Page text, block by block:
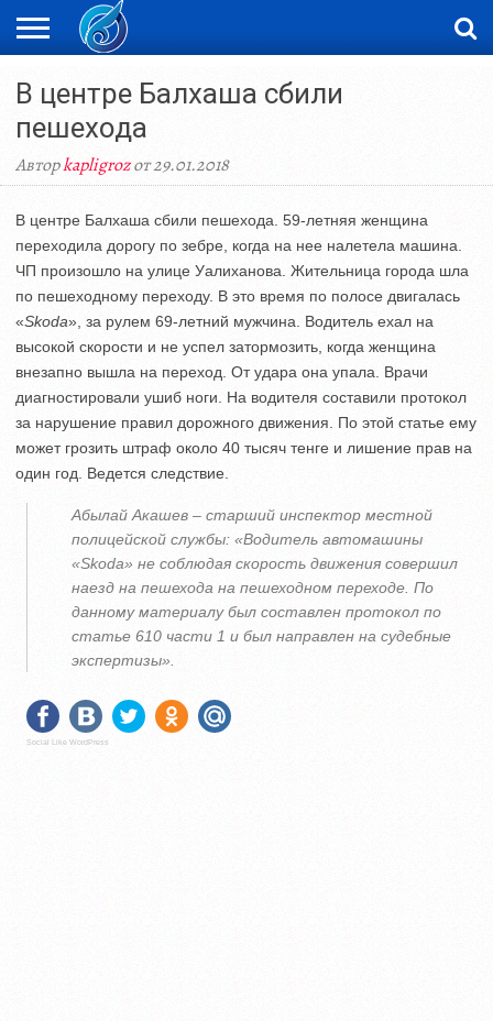
ЖАҢАЛЫҚТАР
НОВОСТИ
ВИДЕО
ФОТОРЕПОРТАЖИ
ОРКЕН
LIVETV
В центре Балхаша сбили
пешехода
Авторkapligrozот 29.01.2018
В центре Балхаша сбили пешехода. 59-летняя женщина
переходила дорогу по зебре, когда на нее налетела машина.
ЧП произошло на улице Уалиханова. Жительница города шла
по пешеходному переходу. В это время по полосе двигалась
«Skoda», за рулем 69-летний мужчина. Водитель ехал на
высокой скорости и не успел затормозить, когда женщина
внезапно вышла на переход. От удара она упала. Врачи
диагностировали ушиб ноги. На водителя составили протокол
за нарушение правил дорожного движения. По этой статье ему
может грозить штраф около 40 тысяч тенге и лишение прав на
один год. Ведется следствие.
Абылай Акашев – старший инспектор местной
полицейской службы: «Водитель автомашины
«Skoda» не соблюдая скорость движения совершил
наезд на пешехода на пешеходном переходе. По
данному материалу был составлен протокол по
статье 610 части 1 и был направлен на судебные
экспертизы».
Social Like WordPress